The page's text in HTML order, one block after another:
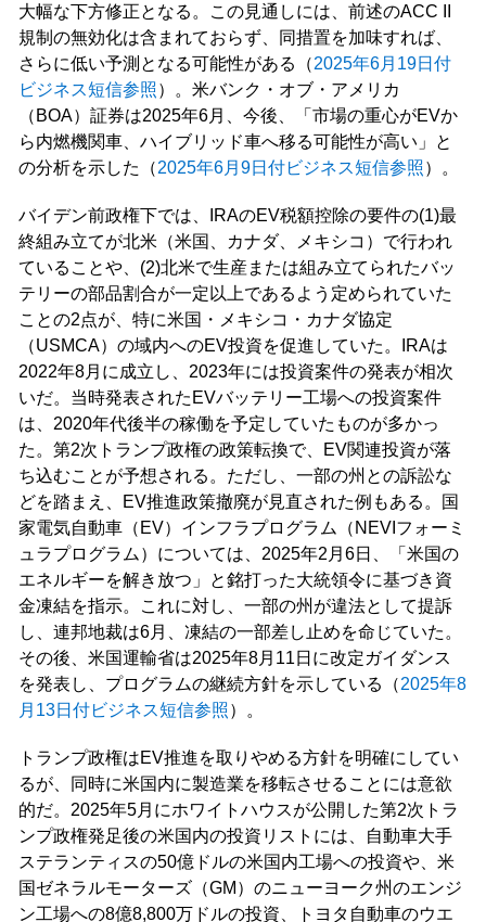
大幅な下方修正となる。この見通しには、前述のACC II
規制の無効化は含まれておらず、同措置を加味すれば、
さらに低い予測となる可能性がある（2025年6月19日付
ビジネス短信参照）。米バンク・オブ・アメリカ
（BOA）証券は2025年6月、今後、「市場の重心がEVか
ら内燃機関車、ハイブリッド車へ移る可能性が高い」と
の分析を示した（2025年6月9日付ビジネス短信参照）。
バイデン前政権下では、IRAのEV税額控除の要件の(1)最
終組み立てが北米（米国、カナダ、メキシコ）で行われ
ていることや、(2)北米で生産または組み立てられたバッ
テリーの部品割合が一定以上であるよう定められていた
ことの2点が、特に米国・メキシコ・カナダ協定
（USMCA）の域内へのEV投資を促進していた。IRAは
2022年8月に成立し、2023年には投資案件の発表が相次
いだ。当時発表されたEVバッテリー工場への投資案件
は、2020年代後半の稼働を予定していたものが多かっ
た。第2次トランプ政権の政策転換で、EV関連投資が落
ち込むことが予想される。ただし、一部の州との訴訟な
どを踏まえ、EV推進政策撤廃が見直された例もある。国
家電気自動車（EV）インフラプログラム（NEVIフォーミ
ュラプログラム）については、2025年2月6日、「米国の
エネルギーを解き放つ」と銘打った大統領令に基づき資
金凍結を指示。これに対し、一部の州が違法として提訴
し、連邦地裁は6月、凍結の一部差し止めを命じていた。
その後、米国運輸省は2025年8月11日に改定ガイダンス
を発表し、プログラムの継続方針を示している（2025年8
月13日付ビジネス短信参照）。
トランプ政権はEV推進を取りやめる方針を明確にしてい
るが、同時に米国内に製造業を移転させることには意欲
的だ。2025年5月にホワイトハウスが公開した第2次トラ
ンプ政権発足後の米国内の投資リストには、自動車大手
ステランティスの50億ドルの米国内工場への投資や、米
国ゼネラルモーターズ（GM）のニューヨーク州のエンジ
ン工場への8億8,800万ドルの投資、トヨタ自動車のウエ